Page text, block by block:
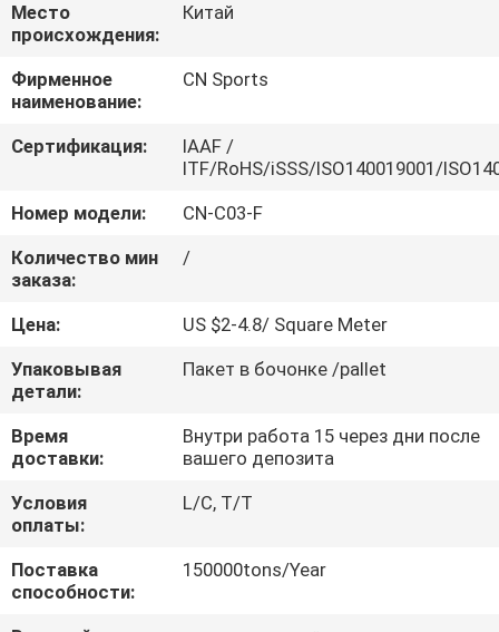
ПУТЕШЕСТВИЕ
ФАБРИКИ
ПРОВЕРКА
СВЯЖИТЕСЬ
СПРОСИТЕ
ЦИТАТУ
КАРТА
САЙТА
PRIVACY
Место
происхождения:
Китай
Фирменное
наименование:
CN Sports
Сертификация:
IAAF /
ITF/RoHS/iSSS/ISO140019001/
Номер модели:
CN-C03-F
Количество мин
заказа:
/
Цена:
US $2-4.8/ Square Meter
Упаковывая
детали:
Пакет в бочонке /pallet
Время
доставки:
Внутри работа 15 через дни после
вашего депозита
Условия
оплаты:
L/C, T/T
Поставка
способности:
150000tons/Year